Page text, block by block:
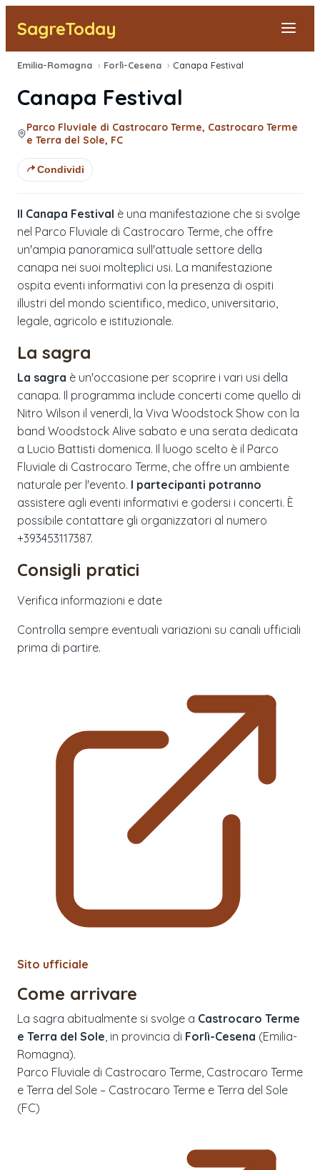
SagreToday
Segnala una sagra
Tutte le Sagre
Emilia-Romagna › Forlì-Cesena › Canapa Festival
Canapa Festival
Parco Fluviale di Castrocaro Terme, Castrocaro Terme
e Terra del Sole, FC
Condividi
Il Canapa Festival è una manifestazione che si svolge
nel Parco Fluviale di Castrocaro Terme, che offre
un'ampia panoramica sull'attuale settore della
canapa nei suoi molteplici usi. La manifestazione
ospita eventi informativi con la presenza di ospiti
illustri del mondo scientifico, medico, universitario,
legale, agricolo e istituzionale.
La sagra
La sagra è un'occasione per scoprire i vari usi della
canapa. Il programma include concerti come quello di
Nitro Wilson il venerdì, la Viva Woodstock Show con la
band Woodstock Alive sabato e una serata dedicata
a Lucio Battisti domenica. Il luogo scelto è il Parco
Fluviale di Castrocaro Terme, che offre un ambiente
naturale per l'evento. I partecipanti potranno
assistere agli eventi informativi e godersi i concerti. È
possibile contattare gli organizzatori al numero
+393453117387.
Consigli pratici
Verifica informazioni e date
Controlla sempre eventuali variazioni su canali ufficiali
prima di partire.
Sito ufficiale
Come arrivare
La sagra abitualmente si svolge a Castrocaro Terme
e Terra del Sole , in provincia di Forlì-Cesena (Emilia-
Romagna).
Parco Fluviale di Castrocaro Terme, Castrocaro Terme
e Terra del Sole – Castrocaro Terme e Terra del Sole
(FC)